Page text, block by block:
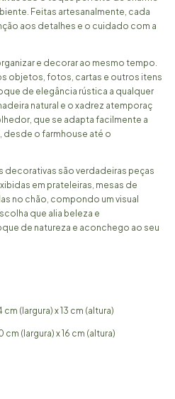
Feitas artesanalmente, cada
aos detalhes e o cuidado com a
e decorar ao mesmo tempo.
objetos, fotos, cartas e outros itens
de elegância rústica a qualquer
natural e o xadrez atemporaç
que se adapta facilmente a
o farmhouse até o
decorativas são verdadeiras peças
em prateleiras, mesas de
no chão, compondo um visual
que alia beleza e
de natureza e aconchego ao seu
(largura) x 13 cm (altura)
(largura) x 16 cm (altura)